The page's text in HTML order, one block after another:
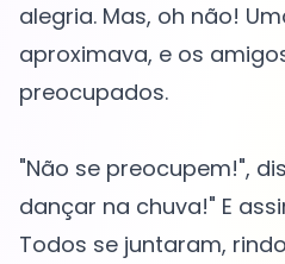
alegria. Mas, oh não!
aproximava, e os
preocupados.
"Não se preocupem!",
dançar na chuva!" E
Todos se juntaram,